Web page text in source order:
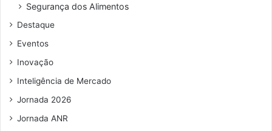
e
e
a
i
Segurança dos Alimentos
Destaque
Eventos
Inovação
Inteligência de Mercado
Jornada 2026
Jornada ANR